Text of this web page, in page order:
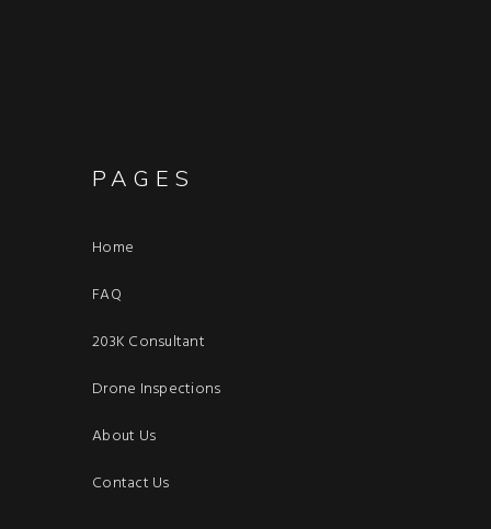
PAGES
Home
FAQ
203K Consultant
Drone Inspections
About Us
Contact Us